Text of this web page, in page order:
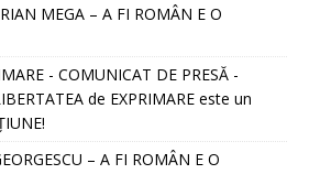
MEGA – A FI ROMÂN E O
- COMUNICAT DE PRESĂ -
de EXPRIMARE este un
– A FI ROMÂN E O